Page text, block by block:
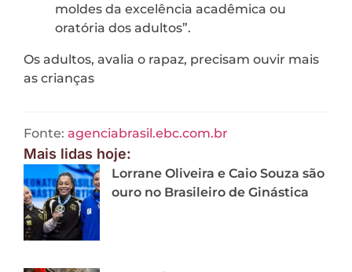
moldes da excelência acadêmica ou
oratória dos adultos”.
Os adultos, avalia o rapaz, precisam ouvir mais
as crianças
Fonte: agenciabrasil.ebc.com.br
Mais lidas hoje:
Lorrane Oliveira e Caio Souza são
ouro no Brasileiro de Ginástica